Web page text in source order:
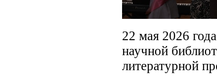
22 мая 2026
научной
литературной